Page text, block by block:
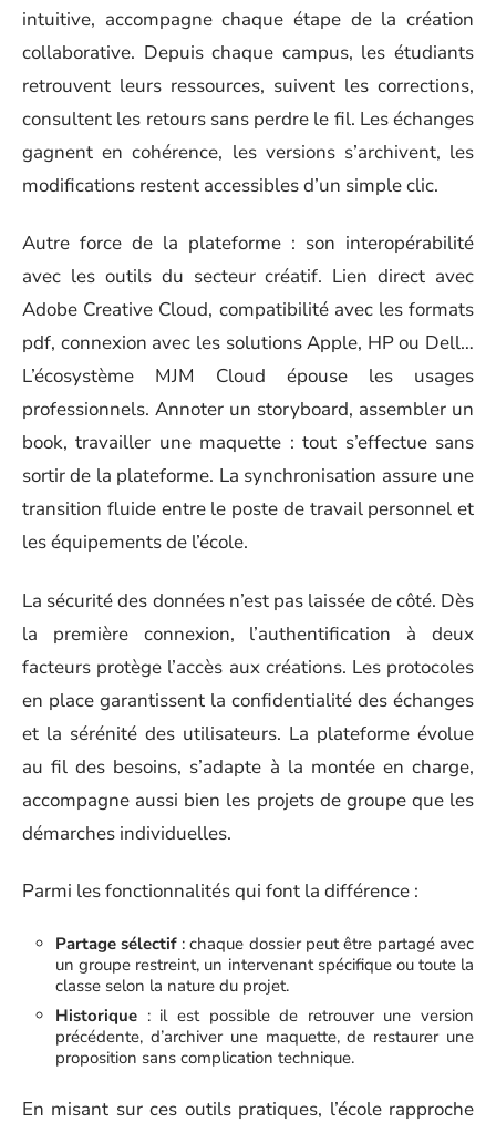
intuitive, accompagne chaque étape de la création
collaborative. Depuis chaque campus, les étudiants
retrouvent leurs ressources, suivent les corrections,
consultent les retours sans perdre le fil. Les échanges
gagnent en cohérence, les versions s’archivent, les
modifications restent accessibles d’un simple clic.
Autre force de la plateforme : son interopérabilité
avec les outils du secteur créatif. Lien direct avec
Adobe Creative Cloud, compatibilité avec les formats
pdf, connexion avec les solutions Apple, HP ou Dell…
L’écosystème MJM Cloud épouse les usages
professionnels. Annoter un storyboard, assembler un
book, travailler une maquette : tout s’effectue sans
sortir de la plateforme. La synchronisation assure une
transition fluide entre le poste de travail personnel et
les équipements de l’école.
La sécurité des données n’est pas laissée de côté. Dès
la première connexion, l’authentification à deux
facteurs protège l’accès aux créations. Les protocoles
en place garantissent la confidentialité des échanges
et la sérénité des utilisateurs. La plateforme évolue
au fil des besoins, s’adapte à la montée en charge,
accompagne aussi bien les projets de groupe que les
démarches individuelles.
Parmi les fonctionnalités qui font la différence :
Partage sélectif: chaque dossier peut être partagé avec
un groupe restreint, un intervenant spécifique ou toute la
classe selon la nature du projet.
Historique : il est possible de retrouver une version
précédente, d’archiver une maquette, de restaurer une
proposition sans complication technique.
En misant sur ces outils pratiques, l’école rapproche